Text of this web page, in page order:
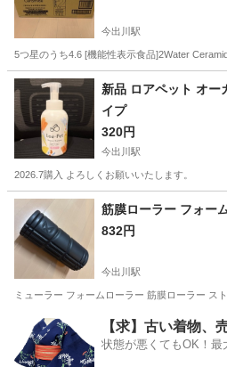
今出川駅
5つ星のうち4.6 [機能性表示食品]2Water
京都 京都市 今出川駅 その他
新品 ロアペット オー
イプ
320円
今出川駅
2026.7購入 よろしくお願いいたします。
京都 京都市 今出川駅
筋膜ローラー フォー
832円
今出川駅
ミューラー フォームローラー 筋膜ローラー ス
京都 京都市 今出川駅 その他
【求】古い着物、
状態が悪くてもOK！最